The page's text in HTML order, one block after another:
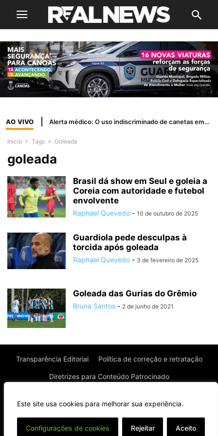
Este site usa cookies para melhorar sua experiência.
Configurações de cookies Rejeitar Aceito
AO VIVO Alerta médico: O uso indiscriminado de canetas emagrecedoras por jovens
Início Tags Goleada
goleada
Brasil dá show em Seul e goleia a
Coreia com autoridade e futebol
envolvente
Raphael Quevedo - 10 de outubro de 2025
Guardiola pede desculpas à
torcida após goleada
Raphael Quevedo - 3 de fevereiro de 2025
Goleada das Gurias do Grêmio
Bruna Santos - 2 de junho de 2021
Transparência Editorial Política de correção e retratação
Diretrizes para Conteúdo Patrocinado